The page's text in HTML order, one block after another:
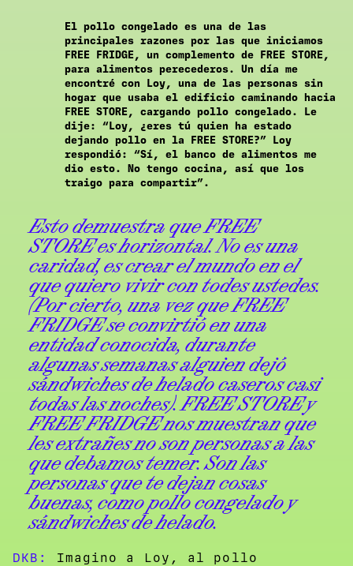
El pollo congelado es una de las
principales razones por las que iniciamos
FREE FRIDGE, un complemento de FREE STORE,
para alimentos perecederos. Un día me
encontré con Loy, una de las personas sin
hogar que usaba el edificio caminando hacia
FREE STORE, cargando pollo congelado. Le
dije: “Loy, ¿eres tú quien ha estado
dejando pollo en la FREE STORE?” Loy
respondió: “Sí, el banco de alimentos me
dio esto. No tengo cocina, así que los
traigo para compartir”.
Esto demuestra que FREE
STORE es horizontal. No es una
caridad, es crear el mundo en el
que quiero vivir con todes ustedes.
(Por cierto, una vez que FREE
FRIDGE se convirtió en una
entidad conocida, durante
algunas semanas alguien dejó
sándwiches de helado caseros casi
todas las noches). FREE STORE y
FREE FRIDGE nos muestran que
les extrañes no son personas a las
que debamos temer. Son las
personas que te dejan cosas
buenas, como pollo congelado y
sándwiches de helado.
DKB:
Imagino a Loy, al pollo